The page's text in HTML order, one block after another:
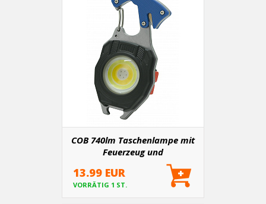
COB 740lm Taschenlampe mit
Feuerzeug und
Streifenschneider
13.99 EUR
VORRÄTIG 1 ST.